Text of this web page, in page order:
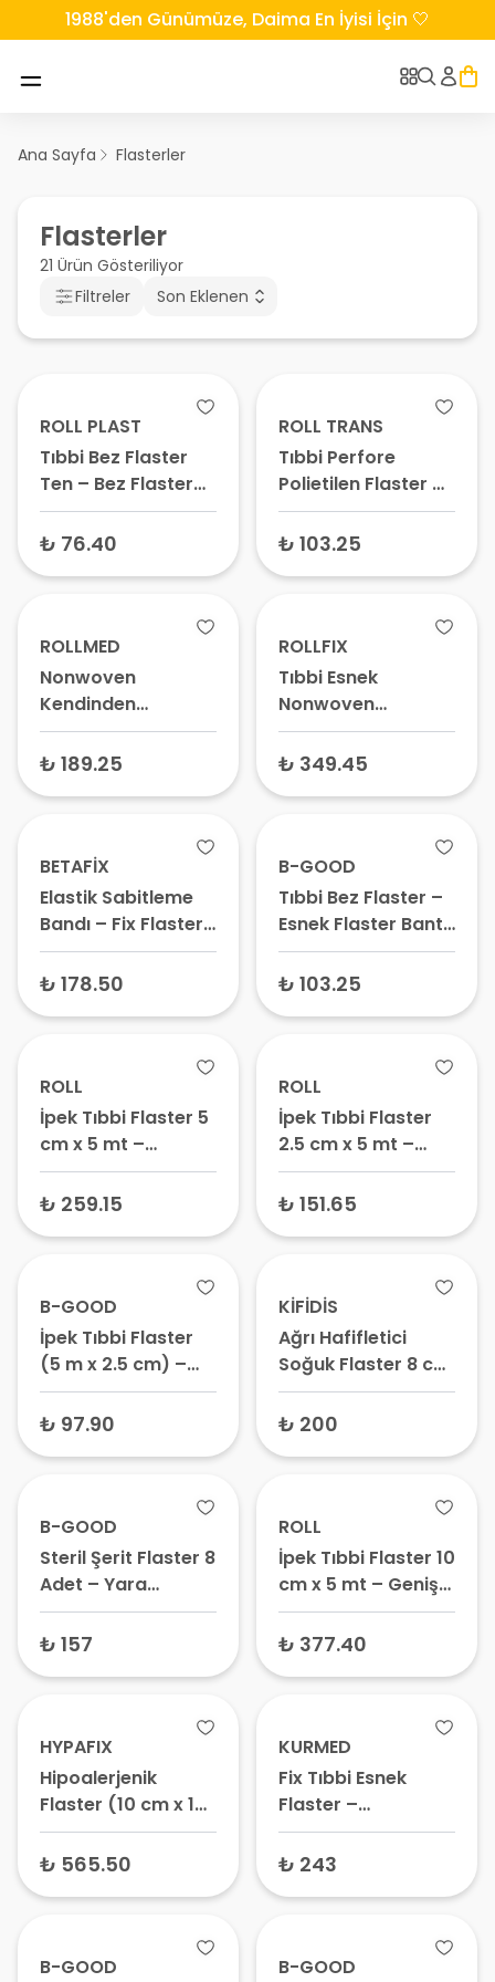
1988'den Günümüze, Daima En İyisi İçin 🤍
Ana Sayfa Flasterler
Flasterler
21 Ürün Gösteriliyor
Filtreler
Son Eklenen
ROLL PLAST
Tıbbi Bez Flaster
Ten – Bez Flaster
Bant, Suya
Dayanıklı
₺ 76.40
ROLL TRANS
Tıbbi Perfore
Polietilen Flaster –
Hipoalerjenik Bant,
Şeffaf Medikal
₺ 103.25
ROLLMED
Nonwoven
Kendinden
Yapışkanlı Tıbbi
Kağıt Flaster –
₺ 189.25
ROLLFIX
Tıbbi Esnek
Nonwoven
Hipoalerjenik
Flaster – Sabitleme
₺ 349.45
BETAFİX
Elastik Sabitleme
Bandı – Fix Flaster,
Medikal Sargı
Bandı, Hipoalerjenik
₺ 178.50
B-GOOD
Tıbbi Bez Flaster –
Esnek Flaster Bant,
Hipoalerjenik
Sabitleme Bandı
₺ 103.25
ROLL
İpek Tıbbi Flaster 5
cm x 5 mt –
Medikal İpek Bant,
Cerrahi Sabitleme
₺ 259.15
ROLL
İpek Tıbbi Flaster
2.5 cm x 5 mt –
Medikal Sabitleme
Bandı, Beyaz
₺ 151.65
B-GOOD
İpek Tıbbi Flaster
(5 m x 2.5 cm) –
Hipoalerjenik
Flaster Bant,
₺ 97.90
KİFİDİS
Ağrı Hafifletici
Soğuk Flaster 8 cm
x 12 cm – Ağrı
Bandı, Soğuk
₺ 200
B-GOOD
Steril Şerit Flaster 8
Adet – Yara
Birleştirme Bandı,
Cerrahi Şerit,
₺ 157
ROLL
İpek Tıbbi Flaster 10
cm x 5 mt – Geniş
Flaster Bant,
Cerrahi Sabitleme
₺ 377.40
HYPAFIX
Hipoalerjenik
Flaster (10 cm x 10
mt) – Esnek
Sabitleme Bandı,
₺ 565.50
KURMED
Fix Tıbbi Esnek
Flaster –
Hipoalerjenik
Sabitleme Bandı,
₺ 243
B-GOOD B-GOOD